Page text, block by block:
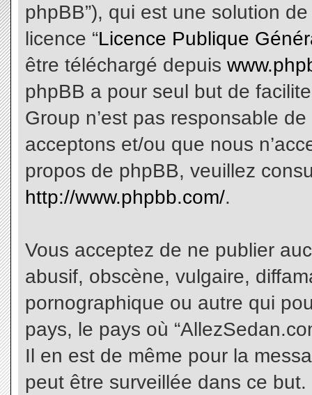
phpBB”), qui est une solution
licence “Licence Publique
être téléchargé depuis
phpBB a pour seul but de
Group n’est pas responsable
acceptons et/ou que nous
propos de phpBB, veuillez
http://www.phpbb.com/.
Vous acceptez de ne publier
abusif, obscène, vulgaire,
pornographique ou autre qui
pays, le pays où
Il en est de même pour la
peut être surveillée dans ce